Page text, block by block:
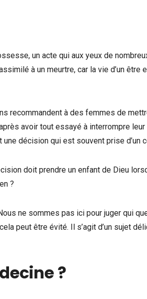
un acte qui aux yeux de
à un meurtre, car la vie d’un être
recommandent à des femmes de
avoir tout essayé à interrompre
décision qui est souvent prise d’un
doit prendre un enfant de Dieu
?
ne sommes pas ici pour juger qui
peut être évité. Il s’agit d’un sujet
?